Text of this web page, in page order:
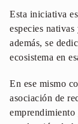
Esta iniciativa
especies
además, se
ecosistema en
En ese mismo
asociación de